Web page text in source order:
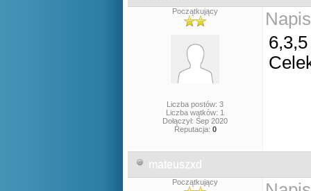
Początkujący
Liczba postów: 3
Liczba wątków: 1
Dołączył: Sep 2020
Reputacja: 0
6,3,5
mateuszxd
Początkujący